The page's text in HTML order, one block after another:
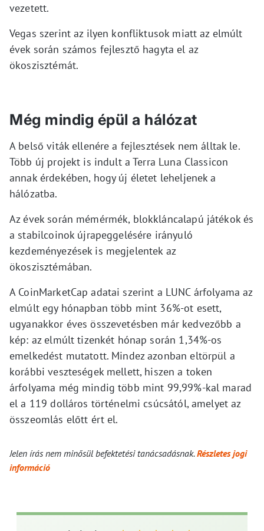
vezetett.
Vegas szerint az ilyen konfliktusok miatt az elmúlt
évek során számos fejlesztő hagyta el az
ökoszisztémát.
Még mindig épül a hálózat
A belső viták ellenére a fejlesztések nem álltak le.
Több új projekt is indult a Terra Luna Classicon
annak érdekében, hogy új életet leheljenek a
hálózatba.
Az évek során mémérmék, blokkláncalapú játékok és
a stabilcoinok újrapeggelésére irányuló
kezdeményezések is megjelentek az
ökoszisztémában.
A CoinMarketCap adatai szerint a LUNC árfolyama az
elmúlt egy hónapban több mint 36%-ot esett,
ugyanakkor éves összevetésben már kedvezőbb a
kép: az elmúlt tizenkét hónap során 1,34%-os
emelkedést mutatott. Mindez azonban eltörpül a
korábbi veszteségek mellett, hiszen a token
árfolyama még mindig több mint 99,99%-kal marad
el a 119 dolláros történelmi csúcsától, amelyet az
összeomlás előtt ért el.
Jelen írás nem minősül befektetési tanácsadásnak.Részletes jogi
információ